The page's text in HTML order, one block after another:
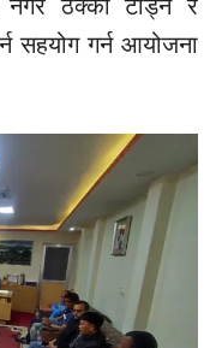
नगरे ठेक्का टोड्ने र
सहयोग गर्न आयोजना